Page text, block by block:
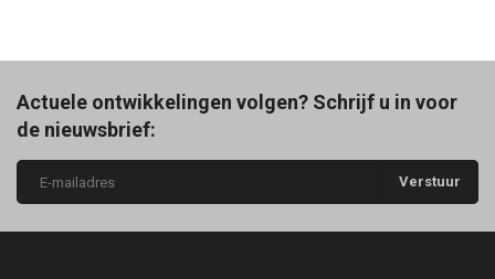
Actuele ontwikkelingen volgen? Schrijf u in voor
de nieuwsbrief:
Verstuur